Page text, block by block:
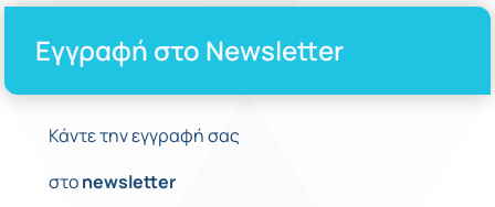
Εγγραφή στο Newsletter
Κάντε την εγγραφή σας
στοnewsletter